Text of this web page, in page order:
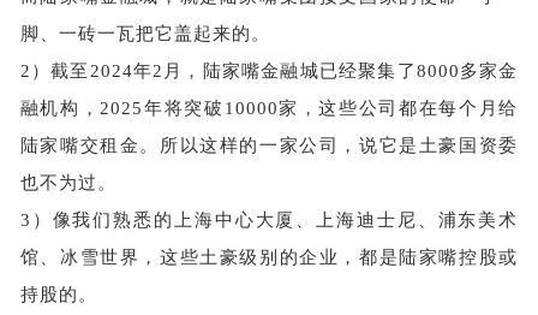
脚、一砖一瓦把它盖起来的。
2）截至2024年2月，陆家嘴金融城已经聚集了8000多家金
融机构，2025年将突破10000家，这些公司都在每个月给
陆家嘴交租金。 所以这样的一家公司，说它是土豪国资委
也不为过。
3） 像我们熟悉的上海中心大厦、上海迪士尼、浦东美术
馆、冰雪世界，这些土豪级别的企业，都是陆家嘴控股或
持股的。